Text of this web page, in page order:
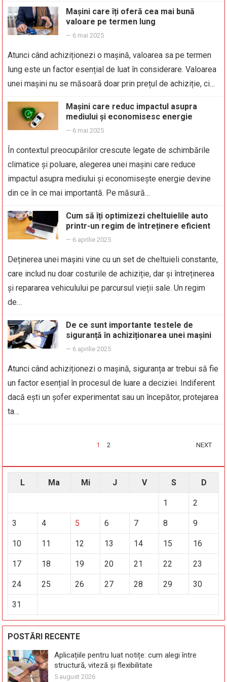
Mașini care îți oferă cea mai bună
valoare pe termen lung
— 6 mai 2025
Atunci când achiziționezi o mașină, valoarea sa pe termen
lung este un factor esențial de luat în considerare. Valoarea
unei mașini nu se măsoară doar prin prețul de achiziție, ci…
Mașini care reduc impactul asupra
mediului și economisesc energie
— 6 mai 2025
În contextul preocupărilor crescute legate de schimbările
climatice și poluare, alegerea unei mașini care reduce
impactul asupra mediului și economisește energie devine
din ce în ce mai importantă. Pe măsură…
Cum să îți optimizezi cheltuielile auto
printr-un regim de întreținere eficient
— 6 aprilie 2025
Deținerea unei mașini vine cu un set de cheltuieli constante,
care includ nu doar costurile de achiziție, dar și întreținerea
și repararea vehiculului pe parcursul vieții sale. Un regim
de…
De ce sunt importante testele de
siguranță în achiziționarea unei mașini
— 6 aprilie 2025
Atunci când achiziționezi o mașină, siguranța ar trebui să fie
un factor esențial în procesul de luare a deciziei. Indiferent
dacă ești un șofer experimentat sau un începător, protejarea
ta…
1 2 NEXT
L Ma Mi J V S D
1 2
3 4 5 6 7 8 9
10 11 12 13 14 15 16
17 18 19 20 21 22 23
24 25 26 27 28 29 30
31
POSTĂRI RECENTE
Aplicațiile pentru luat notițe: cum alegi între
structură, viteză și flexibilitate
5 august 2026